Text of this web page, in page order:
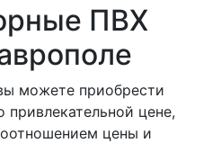
ПВХ
можете приобрести
цене,
цены и